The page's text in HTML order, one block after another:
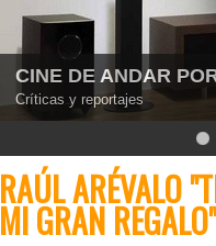
RAÚL ARÉVALO
MI GRAN REGALO"